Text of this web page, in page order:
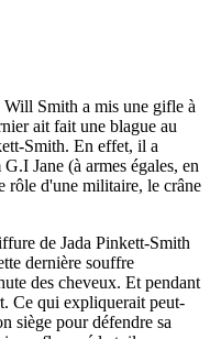
Smith a mis une gifle à
ait fait une blague au
Smith. En effet, il a
Jane (à armes égales, en
rôle d'une militaire, le crâne
de Jada Pinkett-Smith
dernière souffre
des cheveux. Et pendant
Ce qui expliquerait peut-
siège pour défendre sa